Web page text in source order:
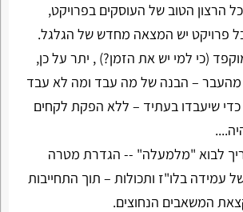
הרצון הטוב של העוסקים בפרויקט,
פרויקט יש המצאה מחדש של הגלגל.
(כי למי יש את הזמן?) , יתר על כן,
מהעבר – הבנה של מה עבד ומה לא עבד
כדי שיעבדו בעתיד – ללא הפקת לקחים
לבוא "מלמעלה" -- הגדרת מטרה
עמידה בלו"ז ותכולות – תוך התחייבות
המשאבים הנחוצים.